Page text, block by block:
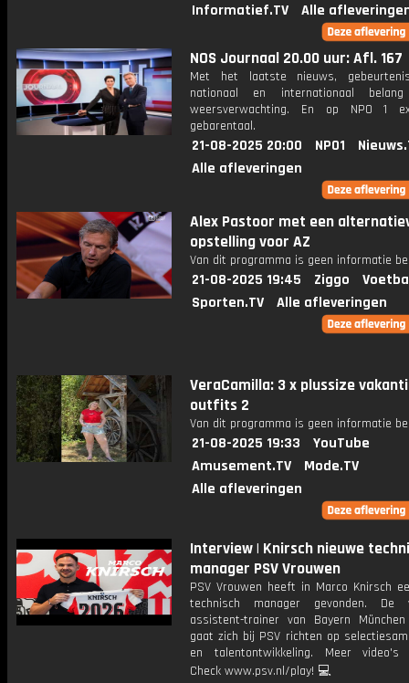
Informatief.TV
Alle
NOS Journaal 20.00 uur: Afl. 167
Met het laatste nieuws,
nationaal en internationaal
weersverwachting. En op NPO 1
gebarentaal.
21-08-2025 20:00 NPO1
Alle afleveringen
Alex Pastoor met een
opstelling voor AZ
Van dit programma is geen informatie
21-08-2025 19:45 Ziggo
Sporten.TV
Alle afleveringen
VeraCamilla: 3 x plussize
outfits 2
Van dit programma is geen informatie
21-08-2025 19:33
YouTube
Amusement.TV
Mode.TV
Alle afleveringen
Interview | Knirsch nieuwe
manager PSV Vrouwen
PSV Vrouwen heeft in Marco Knirsch
technisch manager gevonden. De
assistent-trainer van Bayern
gaat zich bij PSV richten op
en talentontwikkeling. Meer video's
Check www.psv.nl/play! 💻